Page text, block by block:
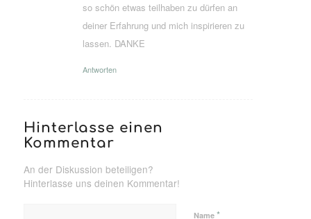
so schön etwas teilhaben zu dürfen an
deiner Erfahrung und mich inspirieren zu
lassen. DANKE
Antworten
Hinterlasse einen
Kommentar
An der Diskussion beteiligen?
Hinterlasse uns deinen Kommentar!
Name *